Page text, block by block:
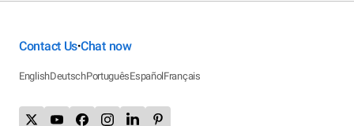
Contact Us•Chat now
EnglishDeutschPortuguêsEspañolFrançais